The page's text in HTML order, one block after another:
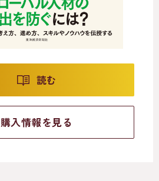
読む
購入情報を見る